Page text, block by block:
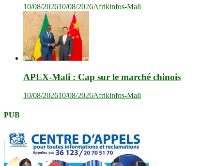
10/08/202610/08/2026Afrikinfos-Mali
APEX-Mali : Cap sur le marché chinois
10/08/202610/08/2026Afrikinfos-Mali
PUB